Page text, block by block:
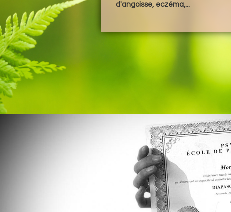
d'angoisse, eczéma,...